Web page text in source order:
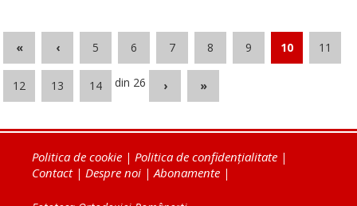
« ‹ 5 6 7 8 9 10 11
12 13 14 din 26 › »
Politica de cookie | Politica de confidențialitate |
Contact| Despre noi |Abonamente |